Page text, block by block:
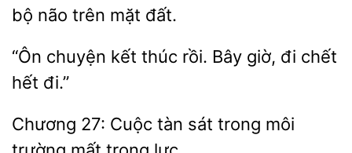
bộ
mặt đất.
“Ôn kết thúc rồi.
giờ, đi
hết đi.”
Chương 27:
tàn sát trong